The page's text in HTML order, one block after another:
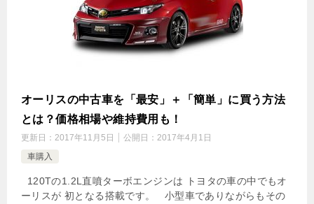
オーリスの中古車を「最安」＋「簡単」に買う方法
とは？価格相場や維持費用も！
更新日： 2017年11月5日 公開日： 2017年4月1日
車購入
120Tの1.2L直噴ターボエンジンは トヨタの車の中でもオ
ーリスが 初となる搭載です。 小型車でありながらもその